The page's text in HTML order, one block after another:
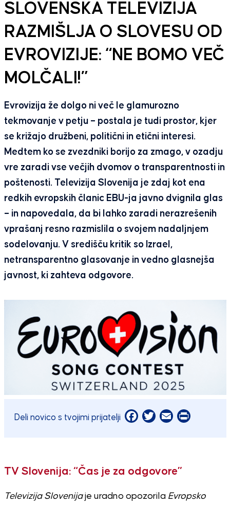
SLOVENSKA TELEVIZIJA
RAZMIŠLJA O SLOVESU OD
EVROVIZIJE: “NE BOMO VEČ
MOLČALI!”
Evrovizija že dolgo ni več le glamurozno
tekmovanje v petju – postala je tudi prostor, kjer
se križajo družbeni, politični in etični interesi.
Medtem ko se zvezdniki borijo za zmago, v ozadju
vre zaradi vse večjih dvomov o transparentnosti in
poštenosti. Televizija Slovenija je zdaj kot ena
redkih evropskih članic EBU-ja javno dvignila glas
– in napovedala, da bi lahko zaradi nerazrešenih
vprašanj resno razmislila o svojem nadaljnjem
sodelovanju. V središču kritik so Izrael,
netransparentno glasovanje in vedno glasnejša
javnost, ki zahteva odgovore.
Deli novico s tvojimi prijatelji Facebook
Twitter
EmailPrint
TV Slovenija: “Čas je za odgovore”
Televizija Slovenijaje uradno opozorila Evropsko